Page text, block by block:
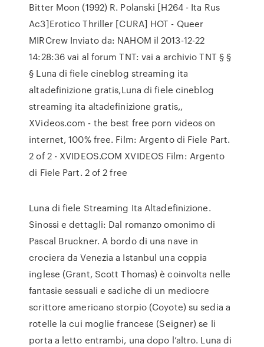
Bitter Moon (1992) R. Polanski [H264 - Ita Rus
Ac3]Erotico Thriller [CURA] HOT - Queer
MIRCrew Inviato da: NAHOM il 2013-12-22
14:28:36 vai al forum TNT: vai a archivio TNT § §
§ Luna di fiele cineblog streaming ita
altadefinizione gratis,Luna di fiele cineblog
streaming ita altadefinizione gratis,,
XVideos.com - the best free porn videos on
internet, 100% free. Film: Argento di Fiele Part.
2 of 2 - XVIDEOS.COM XVIDEOS Film: Argento
di Fiele Part. 2 of 2 free
Luna di fiele Streaming Ita Altadefinizione.
Sinossi e dettagli: Dal romanzo omonimo di
Pascal Bruckner. A bordo di una nave in
crociera da Venezia a Istanbul una coppia
inglese (Grant, Scott Thomas) è coinvolta nelle
fantasie sessuali e sadiche di un mediocre
scrittore americano storpio (Coyote) su sedia a
rotelle la cui moglie francese (Seigner) se li
porta a letto entrambi, una dopo l’altro. Luna di